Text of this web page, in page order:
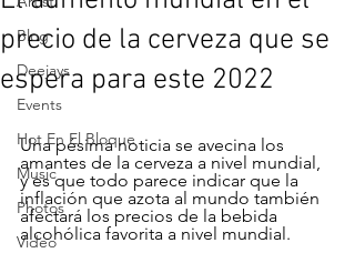
Blog
Deejays
Events
Hot En El Bloque
Music
Photos
Video
precio de la cerveza que se
espera para este 2022
Una pésima noticia se avecina los
amantes de la cerveza a nivel mundial,
y es que todo parece indicar que la
inflación que azota al mundo también
afectará los precios de la bebida
alcohólica favorita a nivel mundial.